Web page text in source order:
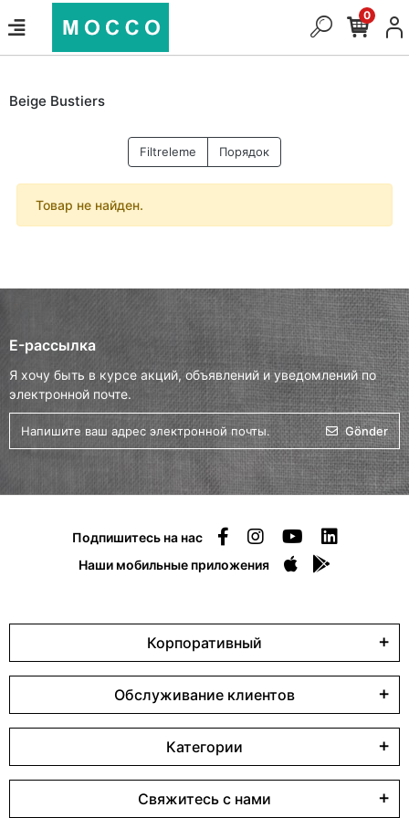
0
Beige Bustiers
Filtreleme Порядок
Товар не найден.
E-рассылка
Я хочу быть в курсе акций, объявлений и уведомлений по
электронной почте.
Gönder
Подпишитесь на нас
Наши мобильные приложения
Корпоративный
Обслуживание клиентов
Категории
Свяжитесь с нами